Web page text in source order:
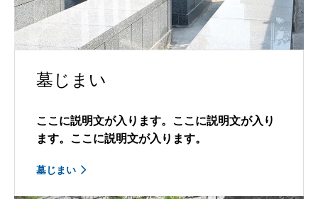
墓じまい
ここに説明文が入ります。ここに説明文が入り
ます。ここに説明文が入ります。
墓じまい